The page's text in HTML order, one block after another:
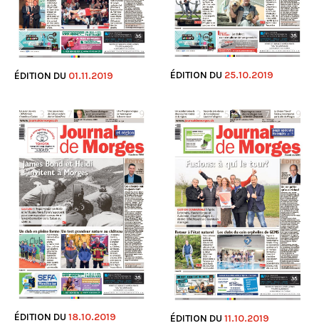
ÉDITION DU 01.11.2019 ÉDITION DU 25.10.2019
ÉDITION DU 18.10.2019 ÉDITION DU 11.10.2019